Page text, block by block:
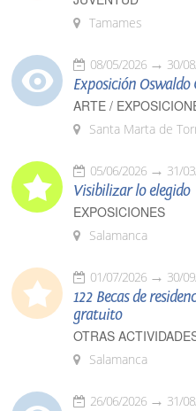
Tamames
08/05/2026 30/
Exposición Oswaldo
ARTE /
Santa Marta de
05/06/2026 31/
Visibilizar lo elegido
EXPOSICIONES
Salamanca
01/07/2026 30/
122 Becas de
gratuito
OTRAS
Salamanca
26/06/2026 31/